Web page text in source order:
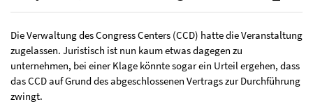
Die Verwaltung des Congress Centers (CCD) hatte die Veranstaltung
zugelassen. Juristisch ist nun kaum etwas dagegen zu
unternehmen, bei einer Klage könnte sogar ein Urteil ergehen, dass
das CCD auf Grund des abgeschlossenen Vertrags zur Durchführung
zwingt.